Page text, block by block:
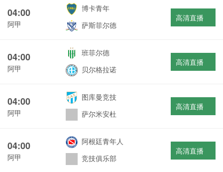
04:00
阿甲
博卡青年
萨斯菲尔德
高清直播
04:00
阿甲
班菲尔德
贝尔格拉诺
高清直播
04:00
阿甲
图库曼竞技
萨尔米安杜
高清直播
04:00
阿甲
阿根廷青年人
竞技俱乐部
高清直播